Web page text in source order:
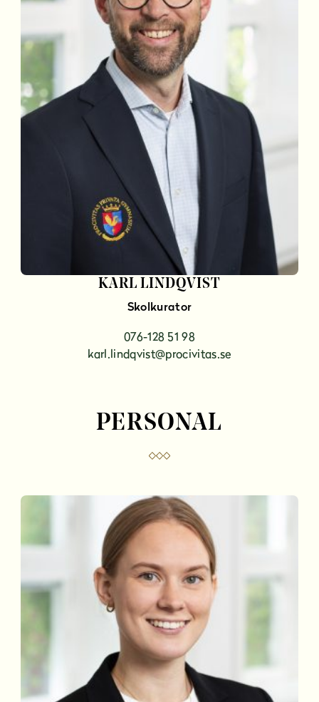
KARL LINDQVIST
Skolkurator
076-128 51 98
karl.lindqvist@procivitas.se
PERSONAL